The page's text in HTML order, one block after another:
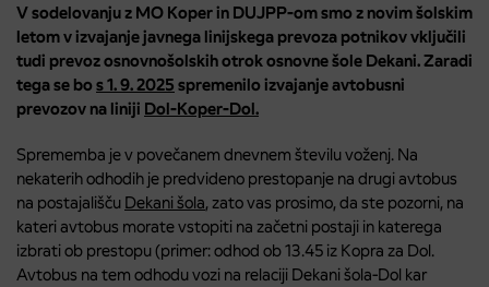
V sodelovanju z MO Koper in DUJPP-om smo z novim šolskim
letom v izvajanje javnega linijskega prevoza potnikov vključili
tudi prevoz osnovnošolskih otrok osnovne šole Dekani. Zaradi
tega se bo s 1. 9. 2025 spremenilo izvajanje avtobusni
prevozov na liniji Dol-Koper-Dol.
Sprememba je v povečanem dnevnem številu voženj. Na
nekaterih odhodih je predvideno prestopanje na drugi avtobus
na postajališču Dekani šola, zato vas prosimo, da ste pozorni, na
kateri avtobus morate vstopiti na začetni postaji in katerega
izbrati ob prestopu (primer: odhod ob 13.45 iz Kopra za Dol.
Avtobus na tem odhodu vozi na relaciji Dekani šola-Dol kar